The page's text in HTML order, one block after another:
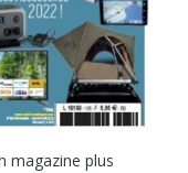
magazine plus